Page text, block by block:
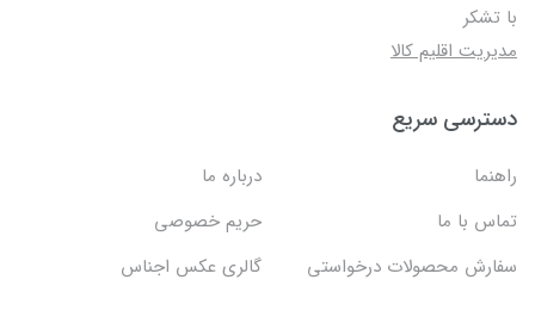
با تشکر
مدیریت اقلیم کالا
دسترسی سریع
راهنما
درباره ما
تماس با ما
حریم خصوصی
سفارش محصولات درخواستی
گالری عکس اجناس